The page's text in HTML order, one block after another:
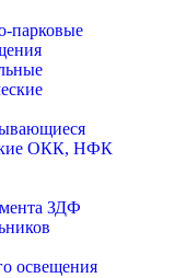
парковые
ОКК, НФК
ЗДФ
освещения